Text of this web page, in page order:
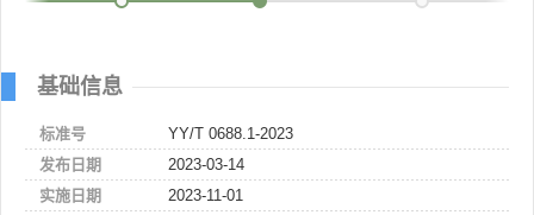
基础信息
标准号
YY/T 0688.1-2023
发布日期
2023-03-14
实施日期
2023-11-01